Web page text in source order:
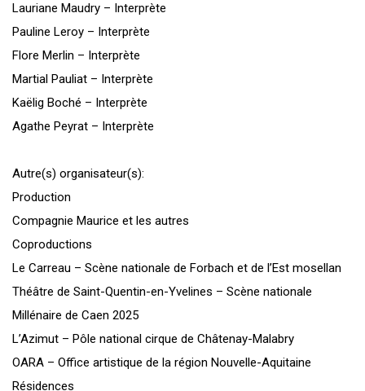
Lauriane Maudry – Interprète
Pauline Leroy – Interprète
Flore Merlin – Interprète
Martial Pauliat – Interprète
Kaëlig Boché – Interprète
Agathe Peyrat – Interprète
Autre(s) organisateur(s):
Production
Compagnie Maurice et les autres
Coproductions
Le Carreau – Scène nationale de Forbach et de l’Est mosellan
Théâtre de Saint-Quentin-en-Yvelines – Scène nationale
Millénaire de Caen 2025
L’Azimut – Pôle national cirque de Châtenay-Malabry
OARA – Office artistique de la région Nouvelle-Aquitaine
Résidences